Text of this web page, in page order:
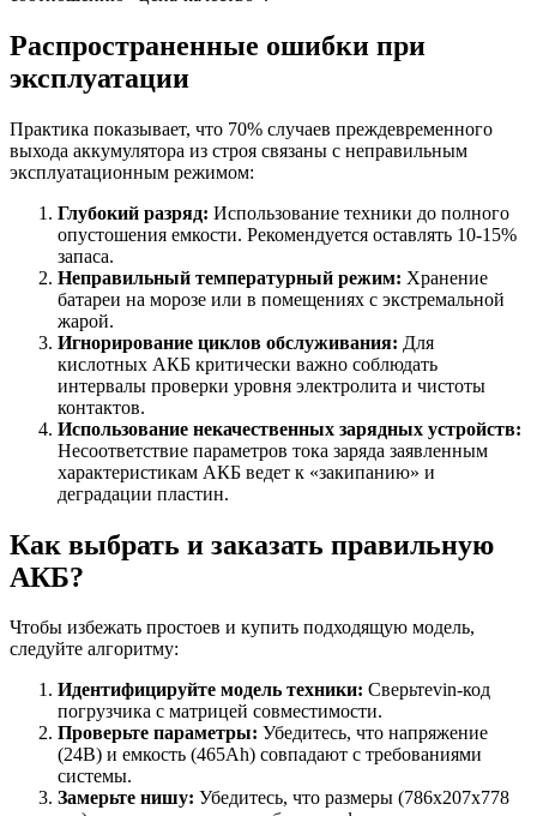
Распространенные ошибки при
эксплуатации
Практика показывает, что 70% случаев преждевременного
выхода аккумулятора из строя связаны с неправильным
эксплуатационным режимом:
Глубокий разряд: Использование техники до полного
опустошения емкости. Рекомендуется оставлять 10-15%
запаса.
Неправильный температурный режим: Хранение
батареи на морозе или в помещениях с экстремальной
жарой.
Игнорирование циклов обслуживания: Для
кислотных АКБ критически важно соблюдать
интервалы проверки уровня электролита и чистоты
контактов.
Использование некачественных зарядных устройств:
Несоответствие параметров тока заряда заявленным
характеристикам АКБ ведет к «закипанию» и
деградации пластин.
Как выбрать и заказать правильную
АКБ?
Чтобы избежать простоев и купить подходящую модель,
следуйте алгоритму:
Идентифицируйте модель техники: Сверьтеvin-код
погрузчика с матрицей совместимости.
Проверьте параметры: Убедитесь, что напряжение
(24В) и емкость (465Ah) совпадают с требованиями
системы.
Замерьте нишу: Убедитесь, что размеры (786x207x778